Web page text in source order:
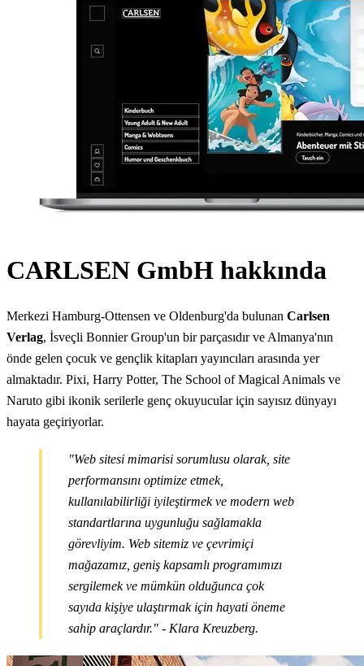
CARLSEN GmbH hakkında
Merkezi Hamburg-Ottensen ve Oldenburg'da bulunan Carlsen
Verlag, İsveçli Bonnier Group'un bir parçasıdır ve Almanya'nın
önde gelen çocuk ve gençlik kitapları yayıncıları arasında yer
almaktadır. Pixi, Harry Potter, The School of Magical Animals ve
Naruto gibi ikonik serilerle genç okuyucular için sayısız dünyayı
hayata geçiriyorlar.
"Web sitesi mimarisi sorumlusu olarak, site
performansını optimize etmek,
kullanılabilirliği iyileştirmek ve modern web
standartlarına uygunluğu sağlamakla
görevliyim. Web sitemiz ve çevrimiçi
mağazamız, geniş kapsamlı programımızı
sergilemek ve mümkün olduğunca çok
sayıda kişiye ulaştırmak için hayati öneme
sahip araçlardır." - Klara Kreuzberg.